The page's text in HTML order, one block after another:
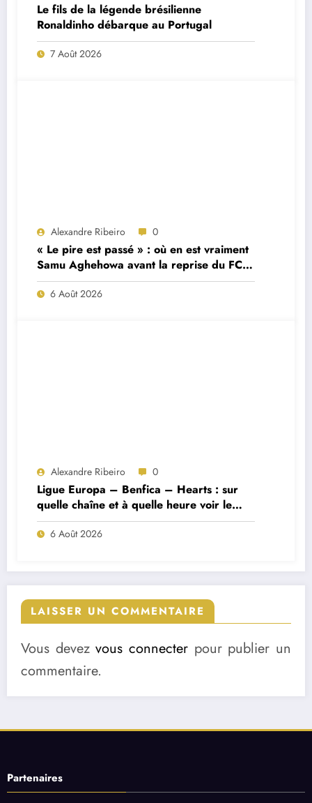
Le fils de la légende brésilienne
Ronaldinho débarque au Portugal
7 Août 2026
Alexandre Ribeiro 0
« Le pire est passé » : où en est vraiment
Samu Aghehowa avant la reprise du FC
Porto ?
6 Août 2026
Alexandre Ribeiro 0
Ligue Europa – Benfica – Hearts : sur
quelle chaîne et à quelle heure voir le
match ?
6 Août 2026
LAISSER UN COMMENTAIRE
Vous devezvous connecter pour publier un
commentaire.
Partenaires